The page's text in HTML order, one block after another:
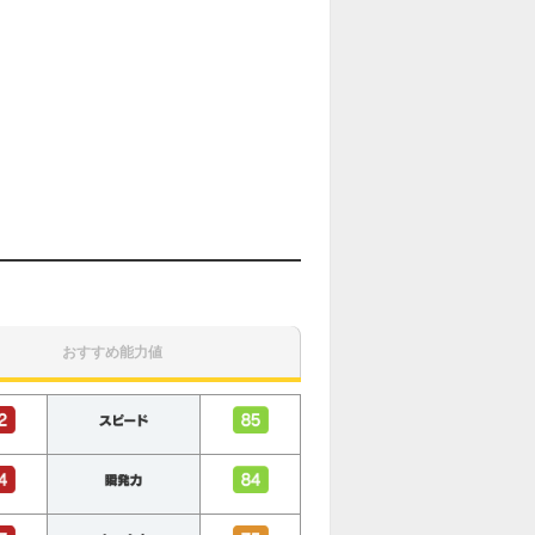
おすすめ能力値